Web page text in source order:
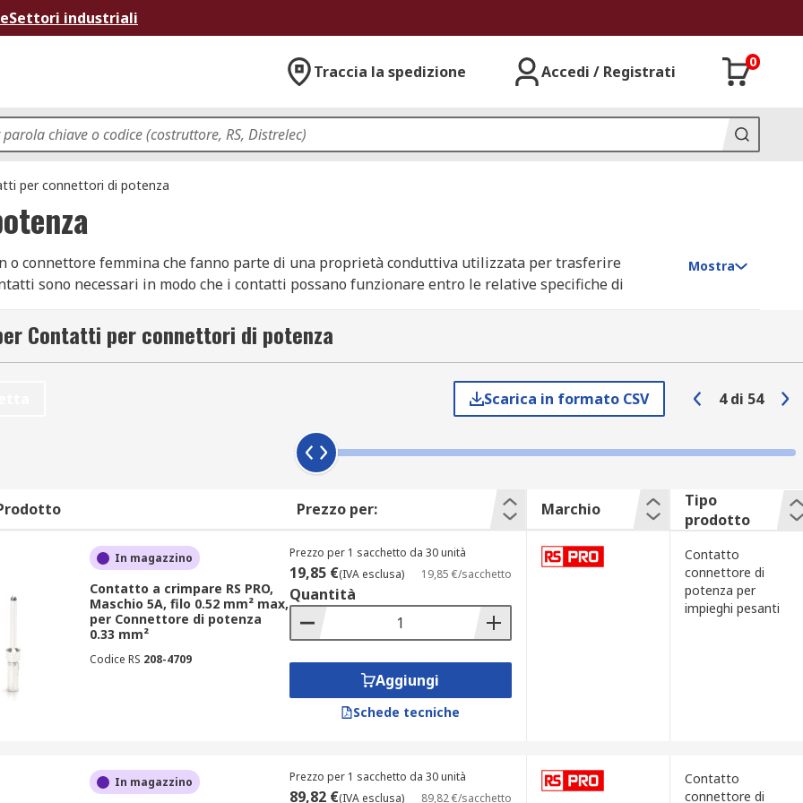
Settori industriali
Traccia la spedizione Accedi / Registrati
0
per connettori di potenza
connettore femmina che fanno parte di una proprietà conduttiva utilizzata per trasferire
sono necessari in modo che i contatti possano funzionare entro le relative specifiche di
in connettori utilizzati per varie applicazioni, come ad esempio offshore, settore della
quando è necessaria una maggiore protezione contro lo sporco, stress meccanico e
in alcuni casi, consente l'alimentazione in un unico connettore.
per impieghi pesanti, dai configuratori di cavi ai servizi di kitting. Un connettore di potenza per
e un contenitore protettivo realizzato in alluminio pressofuso. L'inserto è responsabile del
al gelo e alle vibrazioni.
potenza per impieghi pesanti?
consentono la trasmissione sicura di alte tensioni in uno spazio ridotto grazie ai materiali di
di plastica. Il contenitore protettivo in alluminio è resistente alla corrosione, le clip in acciaio
robusto contenitore, sono utilizzabili in condizioni ambientali molto difficili
Mostra
Contatti per connettori di potenza
Scarica in formato CSV 4 di 54
Prezzo per: Marchio
Tipo
prodotto
In magazzino
Contatto a crimpare RS PRO,
Maschio 5A, filo 0.52 mm² max,
per Connettore di potenza
0.33 mm²
Codice RS 208-4709
Prezzo per 1 sacchetto da 30 unità
19,85 €(IVA esclusa) 19,85 €/sacchetto
Quantità
Aggiungi
Schede tecniche
Contatto
connettore di
potenza per
impieghi pesanti
In magazzino Prezzo per 1 sacchetto da 30 unità
89,82 €(IVA esclusa) 89,82 €/sacchetto
Contatto
connettore di